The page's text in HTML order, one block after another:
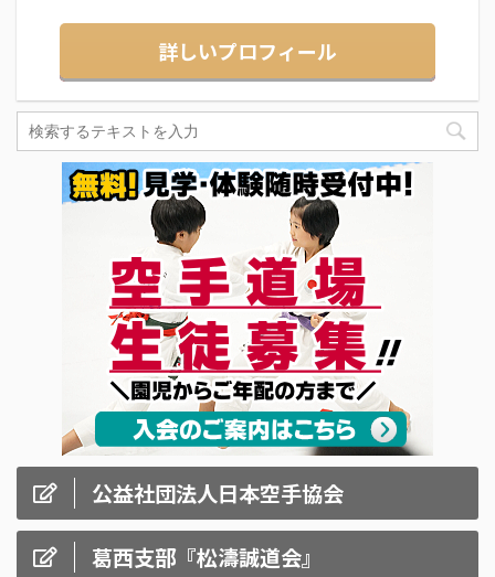
詳しいプロフィール
公益社団法人日本空手協会
葛西支部『松濤誠道会』